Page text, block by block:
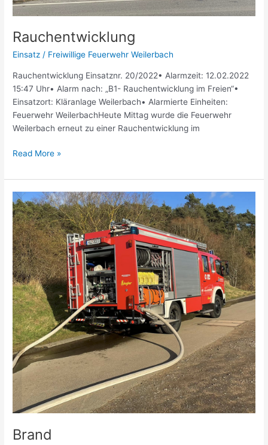
Rauchentwicklung
Einsatz / Freiwillige Feuerwehr Weilerbach
Rauchentwicklung Einsatznr. 20/2022• Alarmzeit: 12.02.2022
15:47 Uhr• Alarm nach: „B1- Rauchentwicklung im Freien“•
Einsatzort: Kläranlage Weilerbach• Alarmierte Einheiten:
Feuerwehr WeilerbachHeute Mittag wurde die Feuerwehr
Weilerbach erneut zu einer Rauchentwicklung im
Read More »
Brand
Brand